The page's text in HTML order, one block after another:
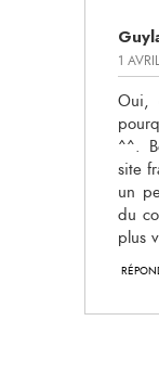
1
Oui,
^^.
site
un
du
plus